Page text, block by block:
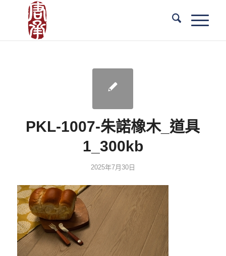
PKL-1007-朱諾橡木_道具
1_300kb
2025年7月30日